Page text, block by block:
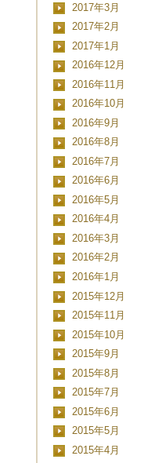
2017年3月
2017年2月
2017年1月
2016年12月
2016年11月
2016年10月
2016年9月
2016年8月
2016年7月
2016年6月
2016年5月
2016年4月
2016年3月
2016年2月
2016年1月
2015年12月
2015年11月
2015年10月
2015年9月
2015年8月
2015年7月
2015年6月
2015年5月
2015年4月